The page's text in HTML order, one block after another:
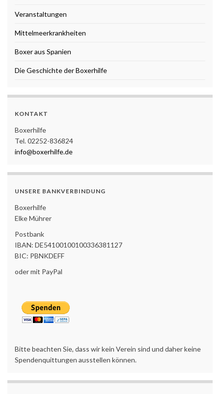
Veranstaltungen
Mittelmeerkrankheiten
Boxer aus Spanien
Die Geschichte der Boxerhilfe
KONTAKT
Boxerhilfe
Tel. 02252-836824
info@boxerhilfe.de
UNSERE BANKVERBINDUNG
Boxerhilfe
Elke Mührer
Postbank
IBAN: DE54100100100336381127
BIC: PBNKDEFF
oder mit PayPal
Bitte beachten Sie, dass wir kein Verein sind und daher keine
Spendenquittungen ausstellen können.